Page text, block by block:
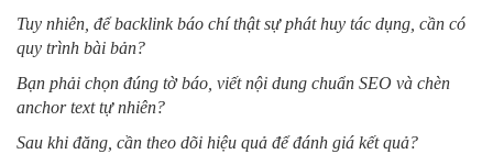
Tuy nhiên, để backlink báo chí thật sự phát huy tác dụng, cần có
quy trình bài bản?
Bạn phải chọn đúng tờ báo, viết nội dung chuẩn SEO và chèn
anchor text tự nhiên?
Sau khi đăng, cần theo dõi hiệu quả để đánh giá kết quả?